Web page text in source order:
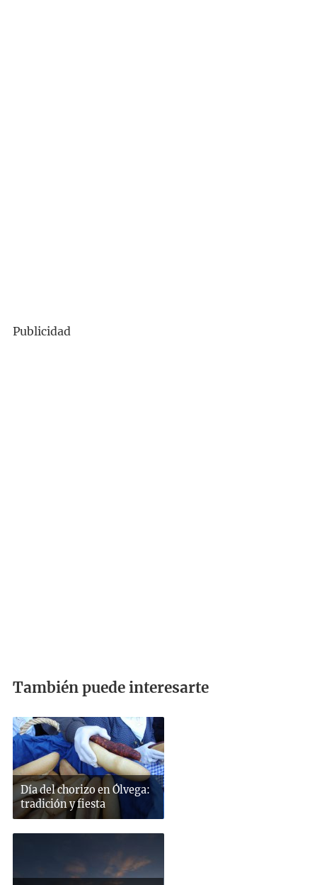
Publicidad
También puede interesarte
Día del chorizo en Ólvega:
tradición y fiesta